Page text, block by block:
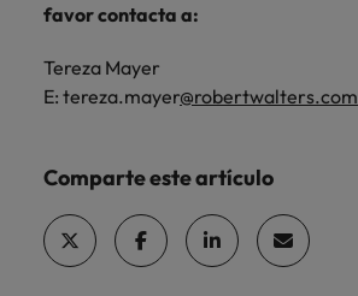
favor contacta a:
Tereza Mayer
E: tereza.mayer@robertwalters.com
Comparte este artículo